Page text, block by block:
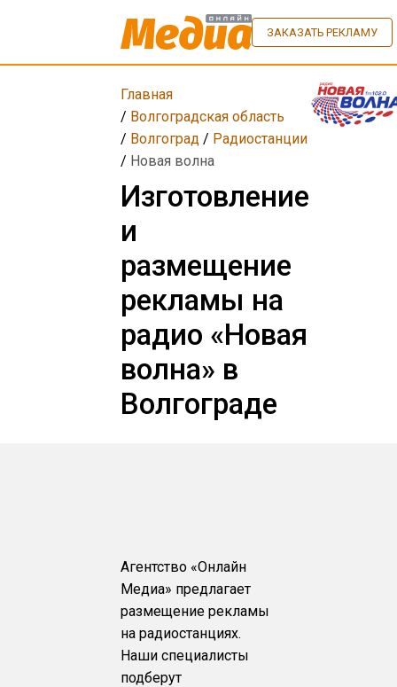
ЗАКАЗАТЬ РЕКЛАМУ
Главная
/ Волгоградская область
/ Волгоград / Радиостанции
/ Новая волна
Изготовление
и
размещение
рекламы на
радио «Новая
волна» в
Волгограде
Агентство «Онлайн
Медиа» предлагает
размещение рекламы
на радиостанциях.
Наши специалисты
подберут